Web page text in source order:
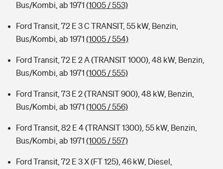
Bus/Kombi, ab 1971 (1005 / 553)
Ford Transit, 72 E 3 C TRANSIT, 55 kW, Benzin,
Bus/Kombi, ab 1971 (1005 / 554)
Ford Transit, 72 E 2 A (TRANSIT 1000), 48 kW, Benzin,
Bus/Kombi, ab 1971 (1005 / 555)
Ford Transit, 73 E 2 (TRANSIT 900), 48 kW, Benzin,
Bus/Kombi, ab 1971 (1005 / 556)
Ford Transit, 82 E 4 (TRANSIT 1300), 55 kW, Benzin,
Bus/Kombi, ab 1971 (1005 / 557)
Ford Transit, 72 E 3 X (FT 125), 46 kW, Diesel,